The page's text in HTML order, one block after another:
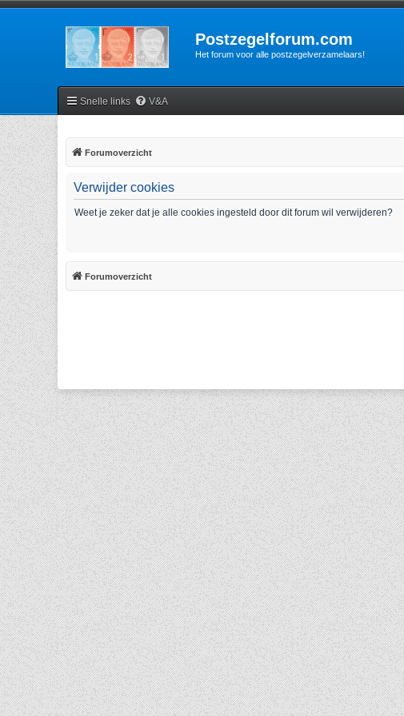
Postzegelforum.com
Het forum voor alle postzegelverzamelaars!
Snelle links V&A
Forumoverzicht
Verwijder cookies
Weet je zeker dat je alle cookies ingesteld door dit forum wil verwijderen?
Forumoverzicht